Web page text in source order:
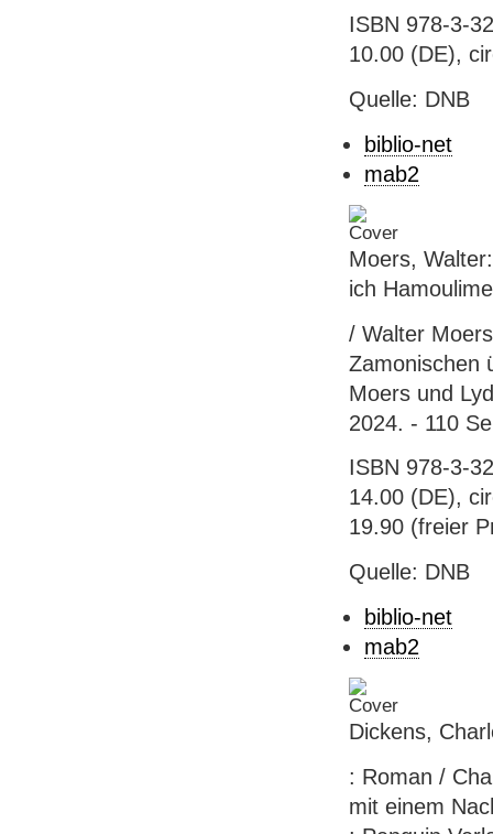
ISBN 978-3-
10.00 (DE),
Quelle: DNB
biblio-net
mab2
Moers,
ich
/ Walter
Zamonischen
Moers und
2024. - 110
ISBN 978-3-
14.00 (DE),
19.90 (freier
Quelle: DNB
biblio-net
mab2
Dickens,
: Roman /
mit einem